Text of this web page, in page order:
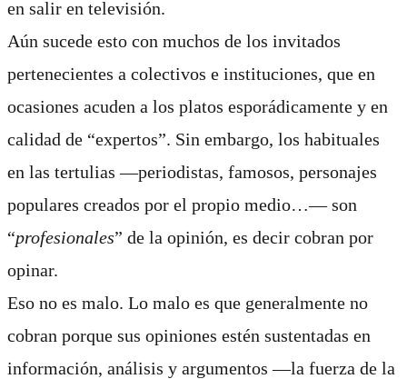
en salir en televisión.
Aún sucede esto con muchos de los invitados
pertenecientes a colectivos e instituciones, que en
ocasiones acuden a los platos esporádicamente y en
calidad de “expertos”. Sin embargo, los habituales
en las tertulias ―periodistas, famosos, personajes
populares creados por el propio medio…― son
“profesionales” de la opinión, es decir cobran por
opinar.
Eso no es malo. Lo malo es que generalmente no
cobran porque sus opiniones estén sustentadas en
información, análisis y argumentos ―la fuerza de la